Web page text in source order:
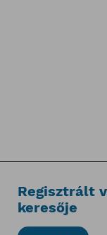
Regisztrált
keresője